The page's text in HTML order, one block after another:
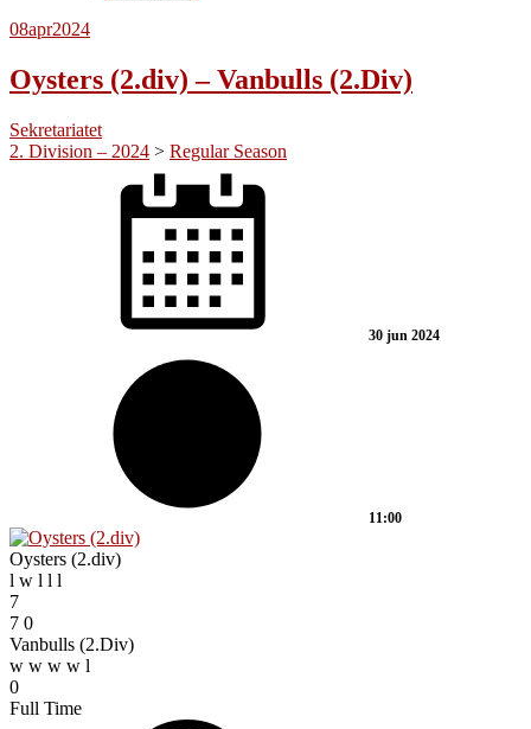
08apr2024
Oysters (2.div) – Vanbulls (2.Div)
Sekretariatet
2. Division – 2024 > Regular Season
30 jun 2024
11:00
Oysters (2.div)
l w l l l
7
7 0
Vanbulls (2.Div)
w w w w l
0
Full Time